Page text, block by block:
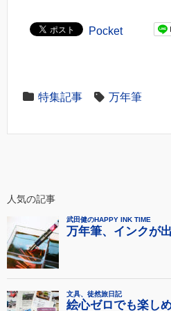
Pocket
特集記事 万年筆
人気の記事